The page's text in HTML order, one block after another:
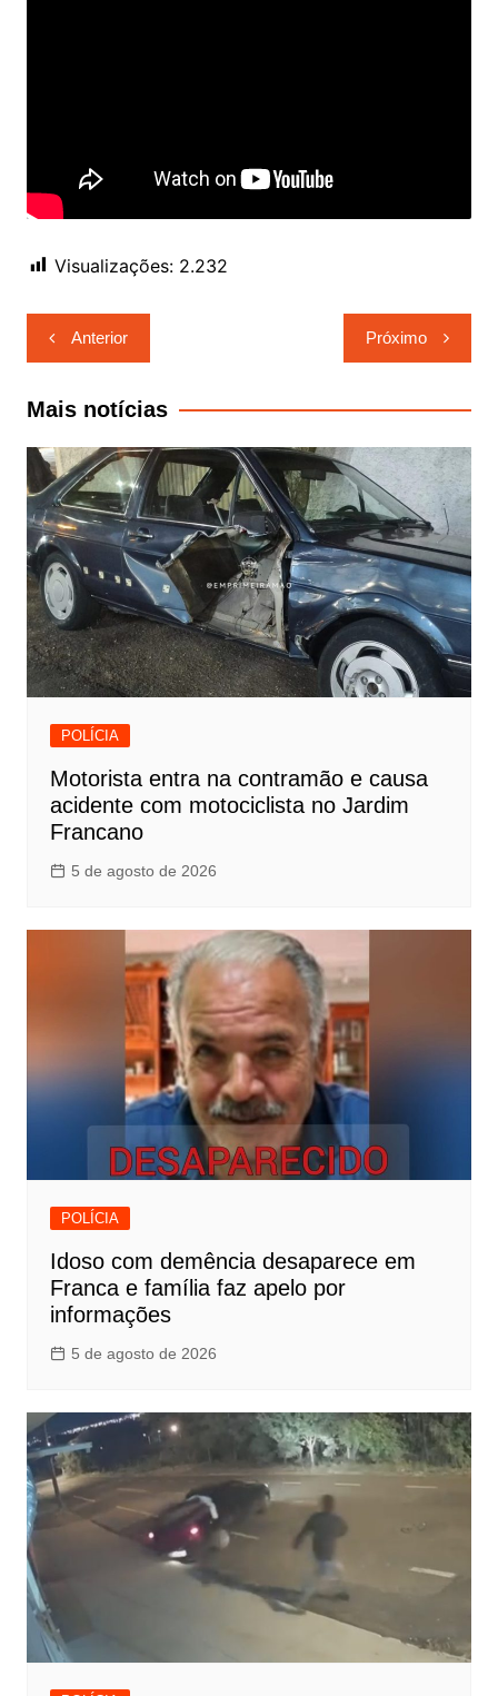
Visualizações: 2.232
Navegação
de
Post
Anterior Próximo
Mais notícias
POLÍCIA
Motorista entra na contramão e causa
acidente com motociclista no Jardim
Francano
5 de agosto de 2026
POLÍCIA
Idoso com demência desaparece em
Franca e família faz apelo por
informações
5 de agosto de 2026